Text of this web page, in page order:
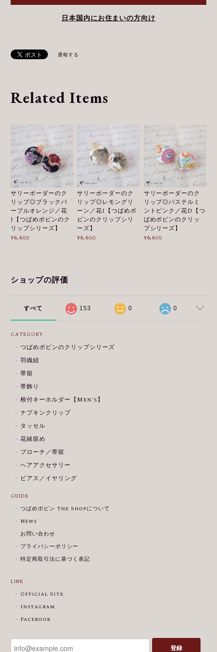
日本国内にお住まいの方向け
通報する
Related Items
サリーボーダーのク
リップ◎ブラックパ
ープルオレンジ／花
J【つばめボビンのク
リップシリーズ】
¥6,600
サリーボーダーのク
リップ◎レモングリ
ーン／花I【つばめボ
ビンのクリップシリ
ーズ】
¥6,600
サリーボーダーのク
リップ◎パステルミ
ントピンク／花D【つ
ばめボビンのクリッ
プシリーズ】
¥6,600
ショップの評価
すべて 153 0 0
CATEGORY
つばめボビンのクリップシリーズ
羽織紐
帯留
帯飾り
根付キーホルダー【Men's】
ナプキンクリップ
タッセル
花緒留め
ブローチ／帯留
ヘアアクセサリー
ピアス／イヤリング
GUIDE
つばめボビン The Shopについて
News
お問い合わせ
プライバシーポリシー
特定商取引法に基づく表記
LINK
Official Site
Instagram
Facebook
登録